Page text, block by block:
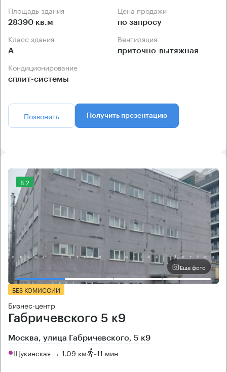
Площадь здания
28390 кв.м
Цена продажи
по запросу
Класс здания
А
Вентиляция
приточно-вытяжная
Кондиционирование
сплит-системы
Позвонить Получить презентацию
8.2
Еще фото
БЕЗ КОМИССИИ
Бизнес-центр
Габричевского 5 к9
Москва, улица Габричевского, 5 к9
Щукинская → 1.09 км ~11 мин